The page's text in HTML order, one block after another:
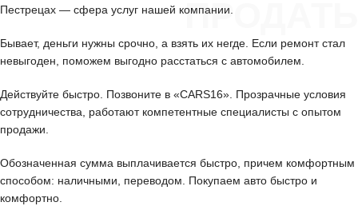
ПРОДАТЬ
Пестрецах — сфера услуг нашей компании.
Бывает, деньги нужны срочно, а взять их негде. Если ремонт стал
невыгоден, поможем выгодно расстаться с автомобилем.
Действуйте быстро. Позвоните в «CARS16». Прозрачные условия
сотрудничества, работают компетентные специалисты с опытом
продажи.
Обозначенная сумма выплачивается быстро, причем комфортным
способом: наличными, переводом. Покупаем авто быстро и
комфортно.